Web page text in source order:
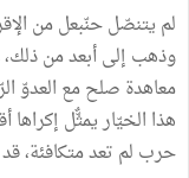
لم يتنصّل حنّبعل من
وذهب إلى أبعد من ذلك،
معاهدة صلح مع العدوّ
هذا الخيّار يمثٌّل
حرب لم تعد متكافئة، قد